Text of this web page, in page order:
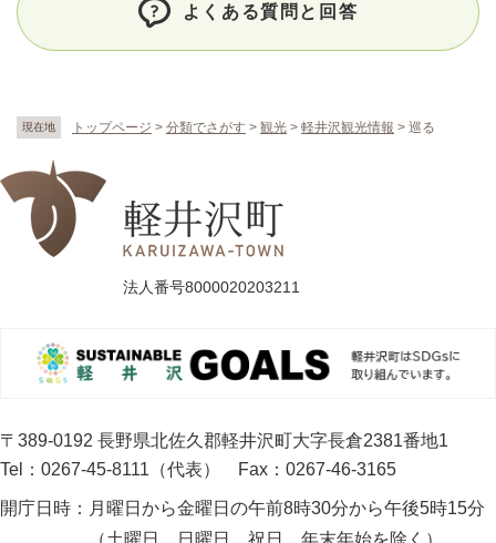
現在地 トップページ > 分類でさがす > 観光 > 軽井沢観光情報 > 巡る
よくある質問と回答
法人番号8000020203211
〒389-0192 長野県北佐久郡軽井沢町大字長倉2381番地1
Tel：0267-45-8111（代表）
Fax：0267-46-3165
開庁日時： 月曜日から金曜日の午前8時30分から午後5時15分
（土曜日、日曜日、祝日、年末年始を除く）